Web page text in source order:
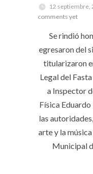
12 septiembre,
comments yet
Se rindió
egresaron del
titularizaron
Legal del
a Inspector
Física
las
arte y la
Municipal